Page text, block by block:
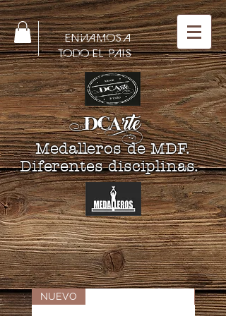
ENVIAMOS A
TODO EL PAIS
DCArte
Medalleros de MDF.
Diferentes disciplinas.
NUEVO